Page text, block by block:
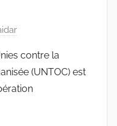
contre la
(UNTOC) est